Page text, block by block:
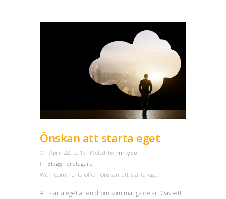
Önskan att starta eget
On April 22, 2019 , Posted by rnn.yqe. ,
In Blogg,Företagare ,
With Comments Offon Önskan att starta eget
Att starta eget är en dröm som många delar. Oavsett